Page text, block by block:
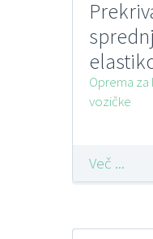
Oprema
vozičke
Več ...